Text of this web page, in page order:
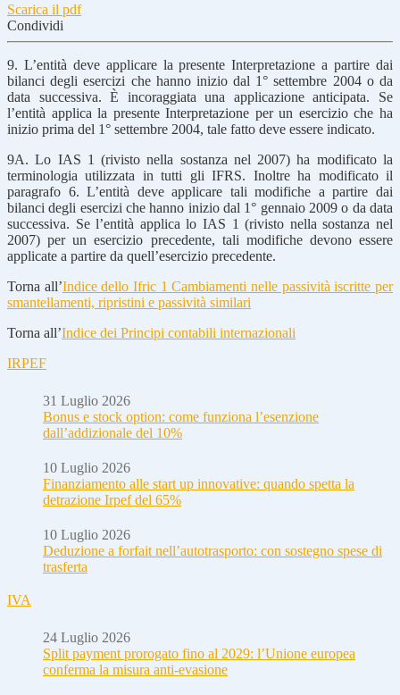
Scarica il pdf
Condividi
9. L’entità deve applicare la presente Interpretazione a partire dai
bilanci degli esercizi che hanno inizio dal 1° settembre 2004 o da
data successiva. È incoraggiata una applicazione anticipata. Se
l’entità applica la presente Interpretazione per un esercizio che ha
inizio prima del 1° settembre 2004, tale fatto deve essere indicato.
9A. Lo IAS 1 (rivisto nella sostanza nel 2007) ha modificato la
terminologia utilizzata in tutti gli IFRS. Inoltre ha modificato il
paragrafo 6. L’entità deve applicare tali modifiche a partire dai
bilanci degli esercizi che hanno inizio dal 1° gennaio 2009 o da data
successiva. Se l’entità applica lo IAS 1 (rivisto nella sostanza nel
2007) per un esercizio precedente, tali modifiche devono essere
applicate a partire da quell’esercizio precedente.
Torna all’Indice dello Ifric 1 Cambiamenti nelle passività iscritte per
smantellamenti, ripristini e passività similari
Torna all’Indice dei Principi contabili internazionali
IRPEF
31 Luglio 2026
Bonus e stock option: come funziona l’esenzione
dall’addizionale del 10%
10 Luglio 2026
Finanziamento alle start up innovative: quando spetta la
detrazione Irpef del 65%
10 Luglio 2026
Deduzione a forfait nell’autotrasporto: con sostegno spese di
trasferta
IVA
24 Luglio 2026
Split payment prorogato fino al 2029: l’Unione europea
conferma la misura anti-evasione